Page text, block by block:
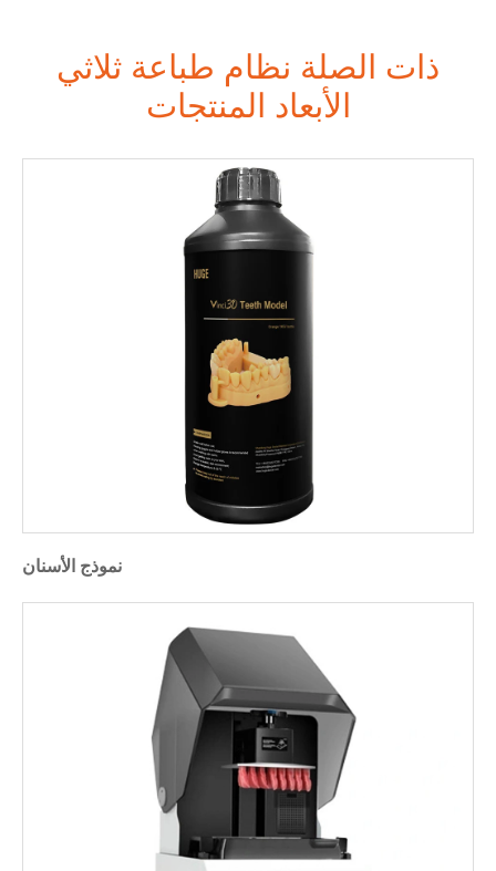
ذات الصلة نظام طباعة ثلاثي
الأبعاد المنتجات
نموذج الأسنان